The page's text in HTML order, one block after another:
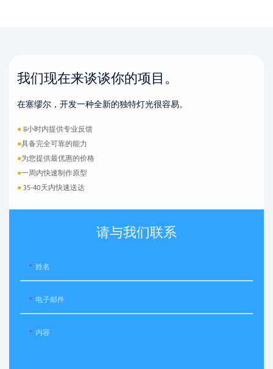
我们现在来谈谈你的项目。
在塞缪尔，开发一种全新的独特灯光很容易。
●8小时内提供专业反馈
●具备完全可靠的能力
●为您提供最优惠的价格
●一周内快速制作原型
●35-40天内快速送达
请与我们联系
姓名
电子邮件
内容